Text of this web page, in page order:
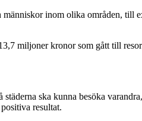
inom olika områden, till
miljoner kronor som gått till
ska kunna besöka
resultat.